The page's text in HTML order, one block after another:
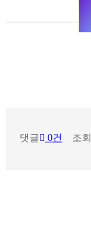
댓글 0건 조회